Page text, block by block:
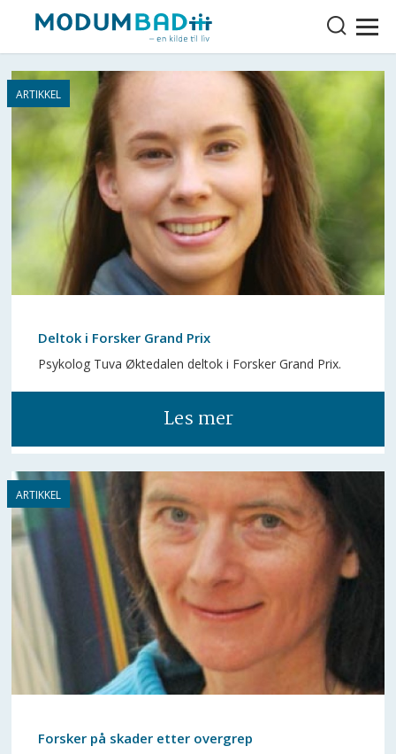
Deltok i Forsker Grand Prix
Psykolog Tuva Øktedalen deltok i Forsker Grand Prix.
Les mer
Forsker på skader etter overgrep